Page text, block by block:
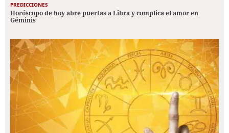
PREDICCIONES
Horóscopo de hoy abre puertas a Libra y complica el amor en
Géminis